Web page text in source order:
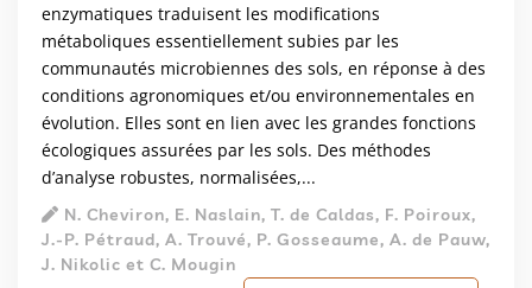
enzymatiques traduisent les modifications
métaboliques essentiellement subies par les
communautés microbiennes des sols, en réponse à des
conditions agronomiques et/ou environnementales en
évolution. Elles sont en lien avec les grandes fonctions
écologiques assurées par les sols. Des méthodes
d’analyse robustes, normalisées,...
N. Cheviron, E. Naslain, T. de Caldas, F. Poiroux,
J.-P. Pétraud, A. Trouvé, P. Gosseaume, A. de Pauw,
J. Nikolic et C. Mougin